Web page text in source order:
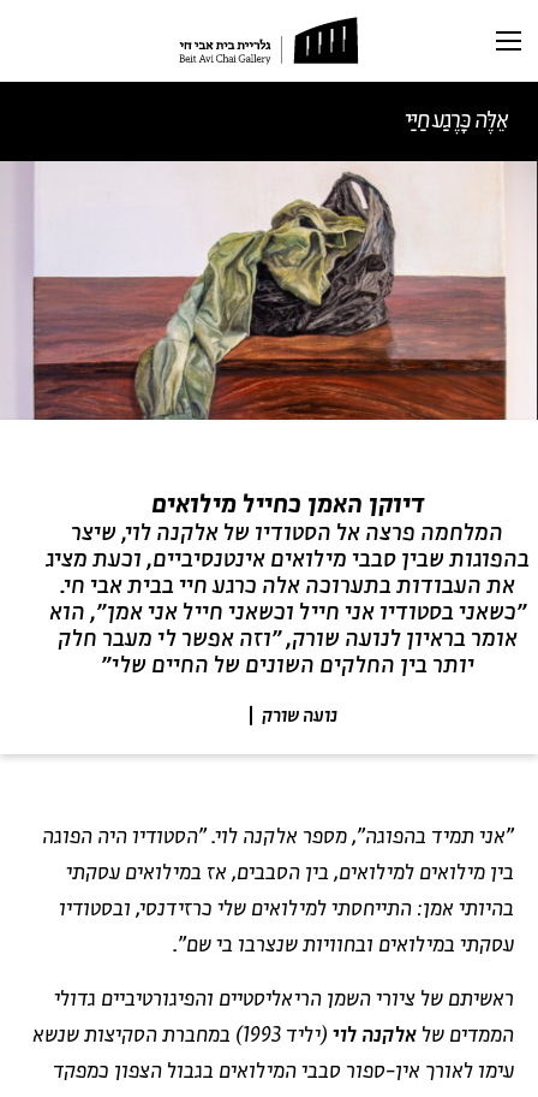
תערוכה וירטואלית
מאמרים
רכישת קטלוג
אֵלֶּה כָּרֶגַע חַיַּי
דיוקן האמן כחייל מילואים
המלחמה פרצה אל הסטודיו של אלקנה לוי, שיצר
בהפוגות שבין סבבי מילואים אינטנסיביים, וכעת מציג
את העבודות בתערוכה אלה כרגע חיי בבית אבי חי.
״כשאני בסטודיו אני חייל וכשאני חייל אני אמן״, הוא
אומר בראיון לנועה שורק, ״וזה אפשר לי מעבר חלק
יותר בין החלקים השונים של החיים שלי״
נועה שורק
"אני תמיד בהפוגה", מספר אלקנה לוי. "הסטודיו היה הפוגה
בין מילואים למילואים, בין הסבבים, אז במילואים עסקתי
בהיותי אמן: התייחסתי למילואים שלי כרזידנסי, ובסטודיו
עסקתי במילואים ובחוויות שנצרבו בי שם".
ראשיתם של ציורי השמן הריאליסטיים והפיגורטיביים גדולי
הממדים של אלקנה לוי
(יליד 1993) במחברת הסקיצות שנשא
עימו לאורך אין-ספור סבבי המילואים בגבול הצפון כמפקד